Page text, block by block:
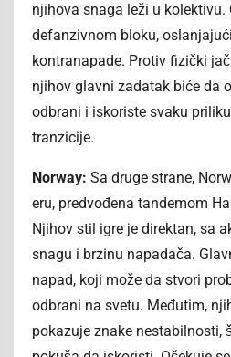
njihova snaga leži u
defanzivnom bloku,
kontranapade. Protiv fizički
njihov glavni zadatak biće da
odbrani i iskoriste svaku
tranzicije.
Norway: Sa druge strane,
eru, predvođena tandemom
Njihov stil igre je direktan, sa
snagu i brzinu napadača.
napad, koji može da stvori
odbrani na svetu. Međutim,
pokazuje znake nestabilnosti,